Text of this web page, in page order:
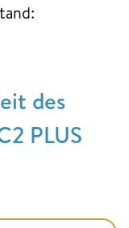
des
PLUS